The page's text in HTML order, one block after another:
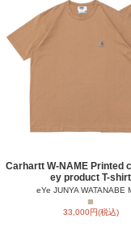
Carhartt W-NAME Printed
ey product T-shirt
eYe JUNYA WATANABE
■
33,000円(税込)